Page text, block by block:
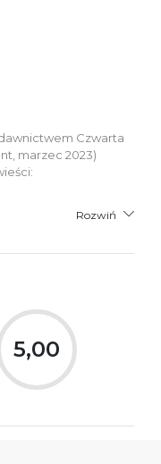
PDF
Czwarta
marzec 2023)
Rozwiń
5,00